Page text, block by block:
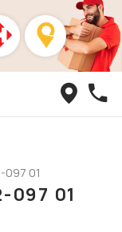
097 01
097 01